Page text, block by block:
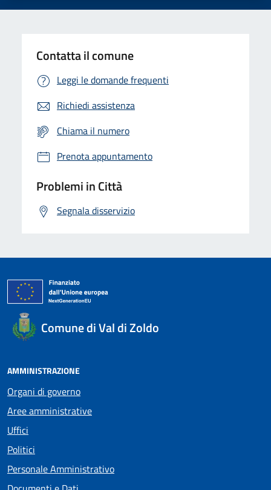
Contatta il comune
Leggi le domande frequenti
Richiedi assistenza
Chiama il numero
Prenota appuntamento
Problemi in Città
Segnala disservizio
Comune di Val di Zoldo
AMMINISTRAZIONE
Organi di governo
Aree amministrative
Uffici
Politici
Personale Amministrativo